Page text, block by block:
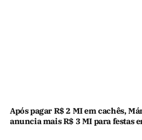
Após pagar R$ 2 MI em cachês,
anuncia mais R$ 3 MI para festas